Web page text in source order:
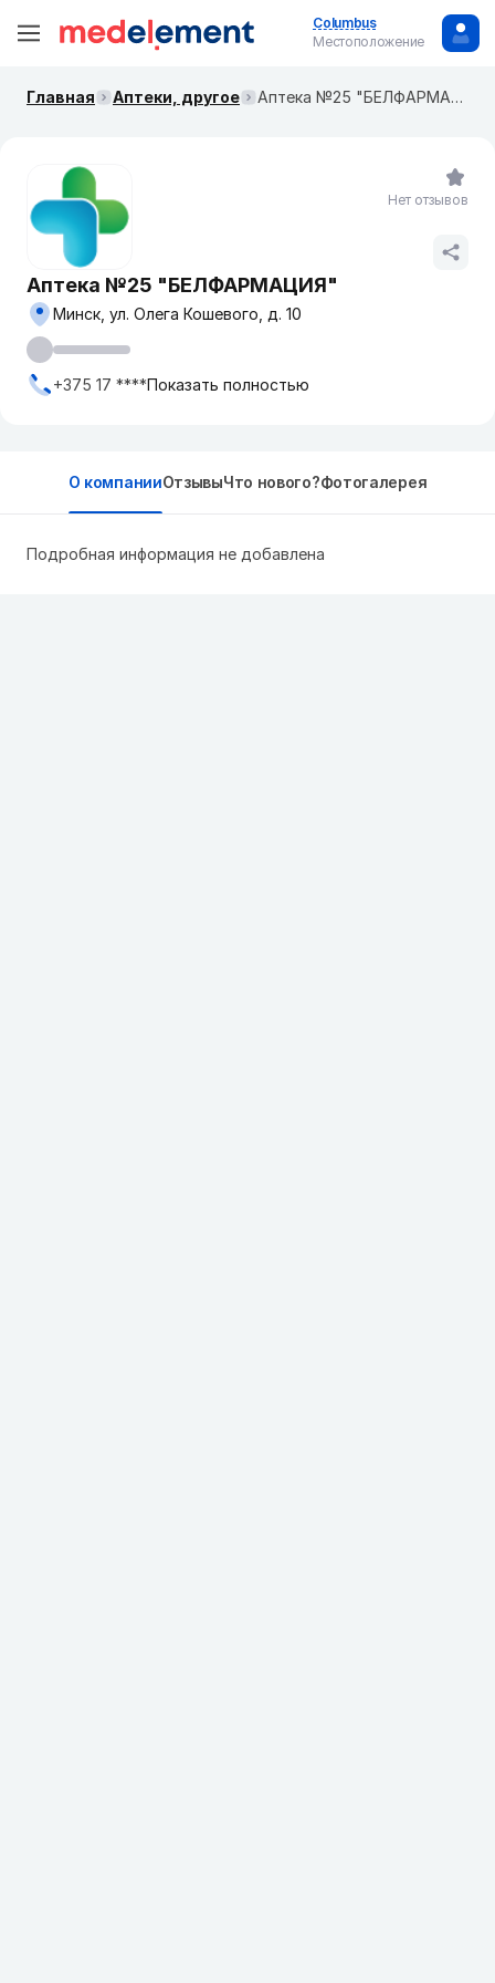
Columbus
Местоположение
Главная Аптеки, другое Аптека №25 "БЕЛФАРМАЦИЯ"
Аптека №25 "БЕЛФАРМАЦИЯ"
Минск, ул. Олега Кошевого, д. 10
+375 17 ****Показать полностью
Нет отзывов
О компанииОтзывыЧто нового?Фотогалерея
Подробная информация не добавлена